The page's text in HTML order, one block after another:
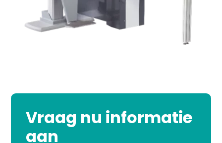
Vraag nu informatie
aan